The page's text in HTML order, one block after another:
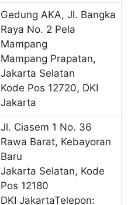
Gedung AKA, Jl. Bangka
Raya No. 2 Pela
Mampang
Mampang Prapatan,
Jakarta Selatan
Kode Pos 12720, DKI
Jakarta
Jl. Ciasem 1 No. 36
Rawa Barat, Kebayoran
Baru
Jakarta Selatan, Kode
Pos 12180
DKI JakartaTelepon: